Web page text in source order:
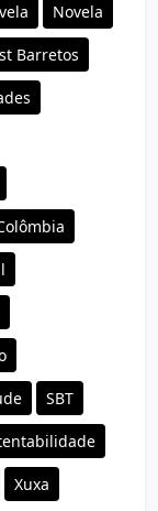
Novela
Barretos
SBT
Xuxa